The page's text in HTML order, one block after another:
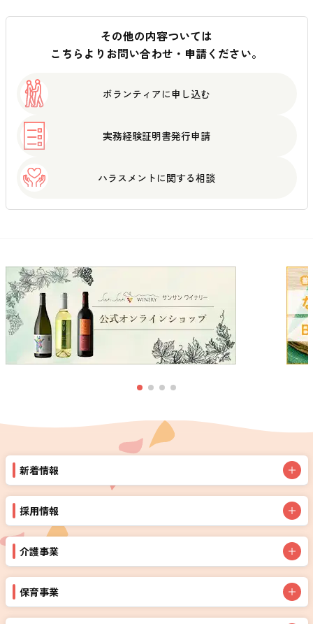
その他の内容ついては
こちらよりお問い合わせ・申請ください。
ボランティアに申し込む
実務経験証明書発行申請
ハラスメントに関する相談
新着情報
採用情報
介護事業
保育事業